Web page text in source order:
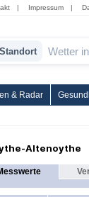
| Impressum |
Standort
& Radar
Altenoythe